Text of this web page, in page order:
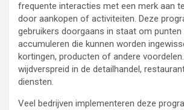
frequente interacties met een merk aan
door aankopen of activiteiten. Deze
gebruikers doorgaans in staat om
accumuleren die kunnen worden
kortingen, producten of andere
wijdverspreid in de detailhandel,
diensten.
Veel bedrijven implementeren deze